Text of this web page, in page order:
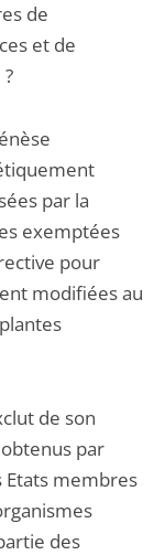
de
et de
par la
exemptées
pour
modifiées au
de son
par
Etats membres
des